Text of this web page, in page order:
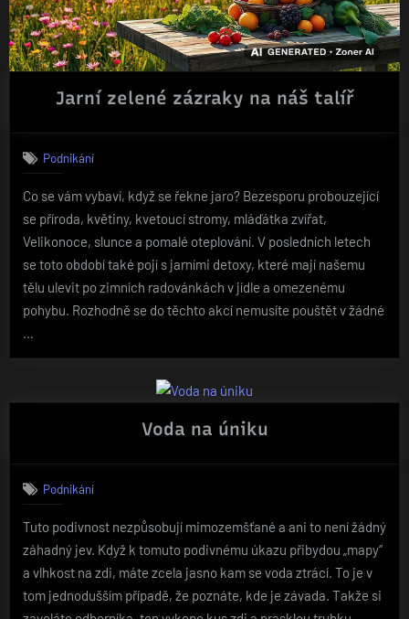
Jarní zelené zázraky na náš talíř
Podnikání
Co se vám vybaví, když se řekne jaro? Bezesporu probouzející
se příroda, květiny, kvetoucí stromy, mláďátka zvířat,
Velikonoce, slunce a pomalé oteplování. V posledních letech
se toto období také pojí s jarními detoxy, které mají našemu
tělu ulevit po zimních radovánkách v jídle a omezenému
pohybu. Rozhodně se do těchto akcí nemusíte pouštět v žádné
…
Voda na úniku
Podnikání
Tuto podivnost nezpůsobují mimozemšťané a ani to není žádný
záhadný jev. Když k tomuto podivnému úkazu přibydou „mapy“
a vlhkost na zdi, máte zcela jasno kam se voda ztrácí. To je v
tom jednodušším případě, že poznáte, kde je závada. Takže si